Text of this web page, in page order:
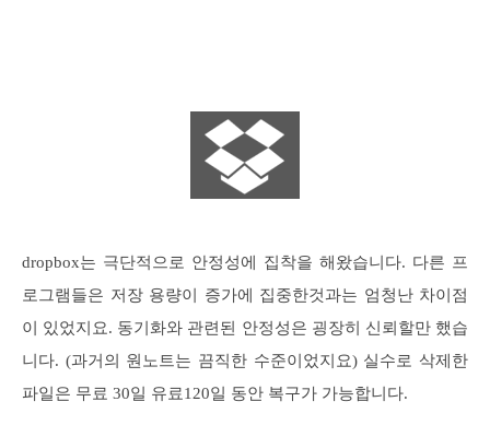
dropbox는 극단적으로 안정성에 집착을 해왔습니다. 다른 프
로그램들은 저장 용량이 증가에 집중한것과는 엄청난 차이점
이 있었지요. 동기화와 관련된 안정성은 굉장히 신뢰할만 했습
니다. (과거의 원노트는 끔직한 수준이었지요) 실수로 삭제한
파일은 무료 30일 유료120일 동안 복구가 가능합니다.